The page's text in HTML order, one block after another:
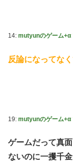
14: mutyunのゲーム+α
反論になってな
19: mutyunのゲーム+α
ゲームだって真
ないのに一攫千